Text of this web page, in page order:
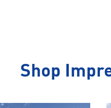
Shop